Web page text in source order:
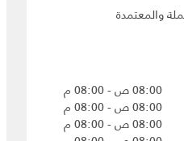
والمعتمدة
08:00 ص - 08:00 م
08:00 ص - 08:00 م
08:00 ص - 08:00 م